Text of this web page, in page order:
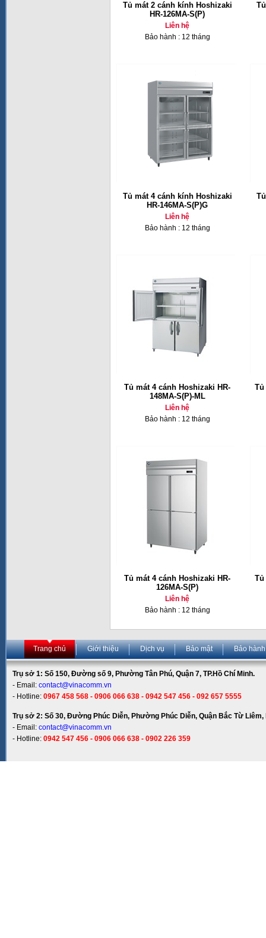
Tủ mát 2 cánh kính Hoshizaki
HR-126MA-S(P)
Liên hệ
Bảo hành : 12 tháng
Tủ mát 4 cánh kính Hoshizaki
HR-146MA-S(P)G
Liên hệ
Bảo hành : 12 tháng
Tủ mát 4 cánh Hoshizaki HR-
148MA-S(P)-ML
Liên hệ
Bảo hành : 12 tháng
Tủ
Tủ mát 4 cánh Hoshizaki HR-
126MA-S(P)
Liên hệ
Bảo hành : 12 tháng
Tủ
Trang chủ Giới thiệu Dịch vụ Bảo mật Bảo hành
Trụ sở 1: Số 150, Đường số 9, Phường Tân Phú, Quận 7, TP.Hồ Chí Minh.
- Email: contact@vinacomm.vn
- Hotline: 0967 458 568 - 0906 066 638 - 0942 547 456 - 092 657 5555
Trụ sở 2: Số 30, Đường Phúc Diễn, Phường Phúc Diễn, Quận Bắc Từ Liêm,
- Email: contact@vinacomm.vn
- Hotline: 0942 547 456 - 0906 066 638 - 0902 226 359